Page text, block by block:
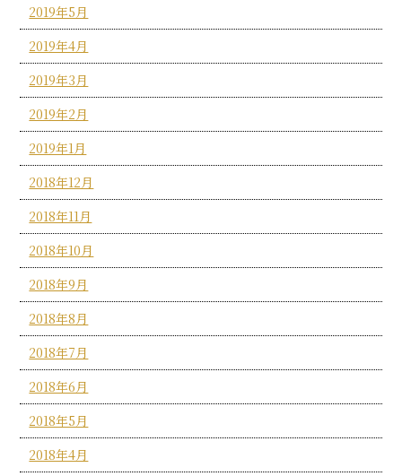
2019年5月
2019年4月
2019年3月
2019年2月
2019年1月
2018年12月
2018年11月
2018年10月
2018年9月
2018年8月
2018年7月
2018年6月
2018年5月
2018年4月